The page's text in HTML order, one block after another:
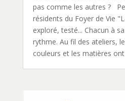
pas comme les autres ?
résidents du Foyer de Vie
exploré, testé... Chacun à
rythme. Au fil des ateliers,
couleurs et les matières ont